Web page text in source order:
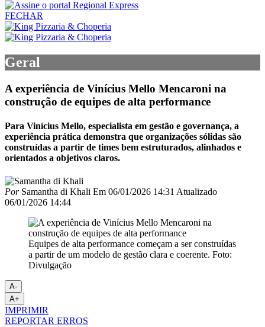
FECHAR
Geral
A experiência de Vinícius Mello Mencaroni na
construção de equipes de alta performance
Para Vinícius Mello, especialista em gestão e governança, a
experiência prática demonstra que organizações sólidas são
construídas a partir de times bem estruturados, alinhados e
orientados a objetivos claros.
PorSamantha di Khali Em 06/01/2026 14:31 Atualizado
06/01/2026 14:44
Equipes de alta performance começam a ser construídas
a partir de um modelo de gestão clara e coerente. Foto:
Divulgação
A-
A+
IMPRIMIR
REPORTAR ERROS